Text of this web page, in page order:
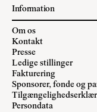
Information
Om os
Kontakt
Presse
Ledige stillinger
Fakturering
Sponsorer, fonde og
Persondata